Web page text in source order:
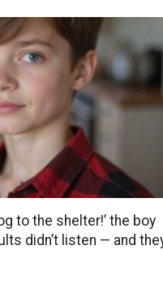
to the shelter!’ the boy
didn’t listen — and